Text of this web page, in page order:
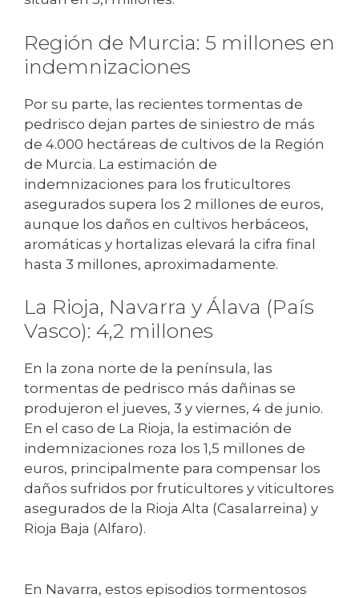
Región de Murcia: 5 millones en
indemnizaciones
Por su parte, las recientes tormentas de
pedrisco dejan partes de siniestro de más
de 4.000 hectáreas de cultivos de la Región
de Murcia. La estimación de
indemnizaciones para los fruticultores
asegurados supera los 2 millones de euros,
aunque los daños en cultivos herbáceos,
aromáticas y hortalizas elevará la cifra final
hasta 3 millones, aproximadamente.
La Rioja, Navarra y Álava (País
Vasco): 4,2 millones
En la zona norte de la península, las
tormentas de pedrisco más dañinas se
produjeron el jueves, 3 y viernes, 4 de junio.
En el caso de La Rioja, la estimación de
indemnizaciones roza los 1,5 millones de
euros, principalmente para compensar los
daños sufridos por fruticultores y viticultores
asegurados de la Rioja Alta (Casalarreina) y
Rioja Baja (Alfaro).
En Navarra, estos episodios tormentosos